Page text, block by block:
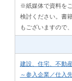
※紙媒体で資料を
検討ください。書
もございますので
建設、住宅、不動
～参入企業／仕入